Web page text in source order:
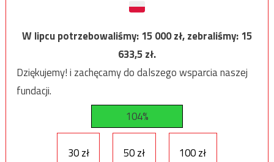
W lipcu potrzebowaliśmy:15 000zł, zebraliśmy:15
633,5zł.
Dziękujemy! i zachęcamy do dalszego wsparcia naszej
fundacji.
104%
30 zł 50 zł 100 zł